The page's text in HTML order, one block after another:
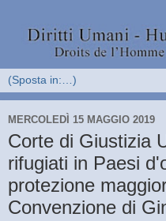
MERCOLEDÌ 15 MAGGIO 2019
Corte di Giustizia
rifugiati in Paesi
protezione
Convenzione di